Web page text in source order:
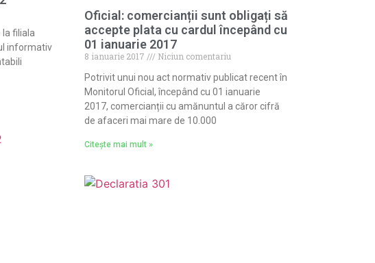
filiala
informativ
Oficial: comercianții sunt obligați să
accepte plata cu cardul începând cu
01 ianuarie 2017
8 ianuarie 2017
Niciun comentariu
Potrivit unui nou act normativ publicat recent în
Monitorul Oficial, începând cu 01 ianuarie
2017, comercianții cu amănuntul a căror cifră
de afaceri mai mare de 10.000
Citește mai mult »